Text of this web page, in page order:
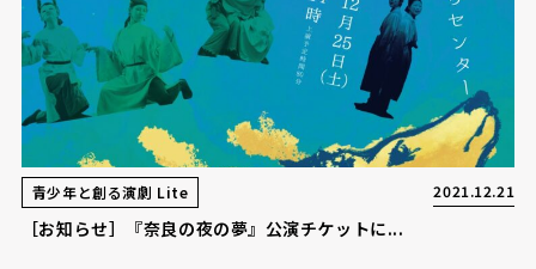
青少年と創る演劇 Lite 2021.12.21
［お知らせ］『奈良の夜の夢』公演チケットに...